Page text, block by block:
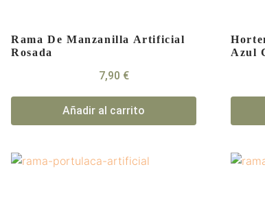
Rama De Manzanilla Artificial
Rosada
7,90 €
Añadir al carrito
Azul